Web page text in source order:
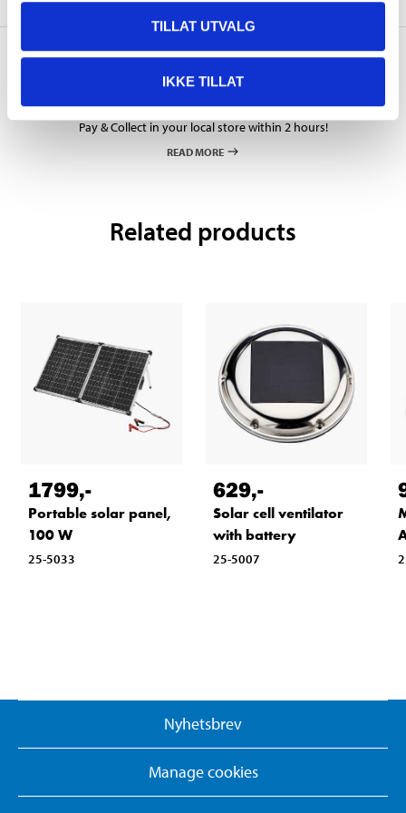
TILLAT UTVALG
IKKE TILLAT
Pay & Collect in your local store within 2 hours!
READ MORE
Related products
1799,-
Portable solar panel,
100 W
25-5033
629,-
Solar cell ventilator
with battery
25-5007
Nyhetsbrev
Manage cookies